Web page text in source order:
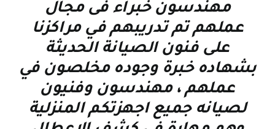
مهندسون خبراء فى مجال
عملهم تم تدريبهم في مراكزنا
على فنون الصيانة الحديثة
بشهاده خبرة وجوده مخلصون في
عملهم ، مهندسون وفنيون
لصيانه جميع اجهزتكم المنزلية